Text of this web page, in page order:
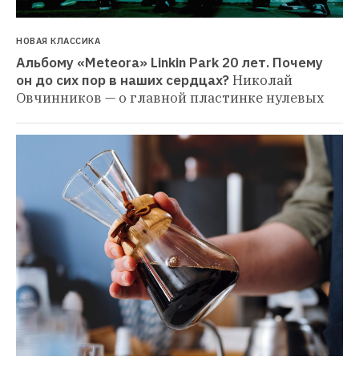
НОВАЯ КЛАССИКА
Альбому «Meteora» Linkin Park 20 лет. Почему
он до сих пор в наших сердцах?Николай
Овчинников — о главной пластинке нулевых